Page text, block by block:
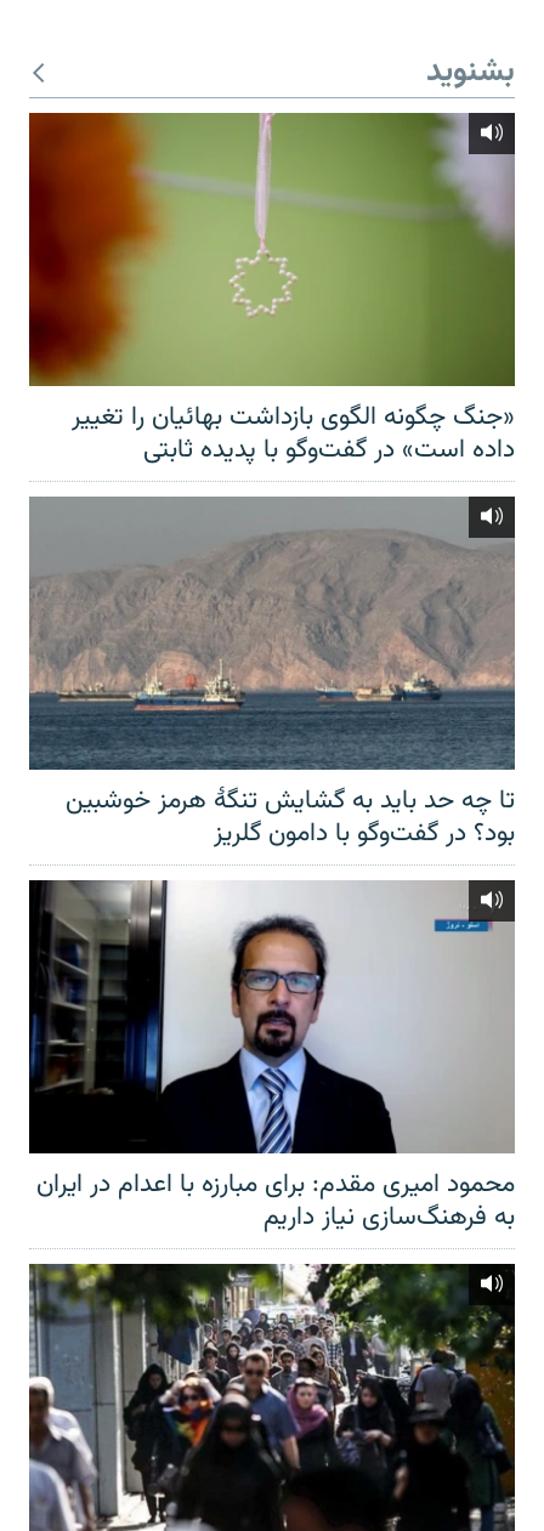
بشنوید
«جنگ چگونه الگوی بازداشت بهائیان را تغییر
داده است» در گفت‌وگو با پدیده ثابتی
تا چه حد باید به گشایش تنگهٔ هرمز خوشبین
بود؟ در گفت‌وگو با دامون گلریز
محمود امیری مقدم: برای مبارزه با اعدام در ایران
به فرهنگ‌سازی نیاز داریم